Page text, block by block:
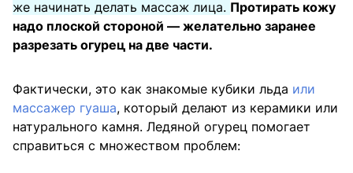
же начинать делать массаж лица. Протирать кожу
надо плоской стороной — желательно заранее
разрезать огурец на две части.
Фактически, это как знакомые кубики льда или
массажер гуаша, который делают из керамики или
натурального камня. Ледяной огурец помогает
справиться с множеством проблем: